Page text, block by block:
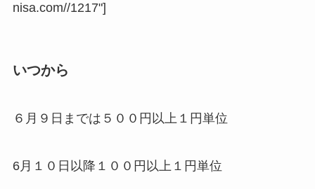
nisa.com//1217"]
いつから
６月９日までは５００円以上１円単位
6月１０日以降１００円以上１円単位